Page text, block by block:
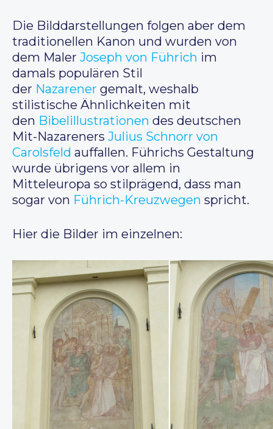
Die Bilddarstellungen folgen aber dem
traditionellen Kanon und wurden von
dem Maler Joseph von Führich im
damals populären Stil
der Nazarener gemalt, weshalb
stilistische Ähnlichkeiten mit
den Bibelillustrationen des deutschen
Mit-Nazareners Julius Schnorr von
Carolsfeld auffallen. Führichs Gestaltung
wurde übrigens vor allem in
Mitteleuropa so stilprägend, dass man
sogar von Führich-Kreuzwegen spricht.
Hier die Bilder im einzelnen: